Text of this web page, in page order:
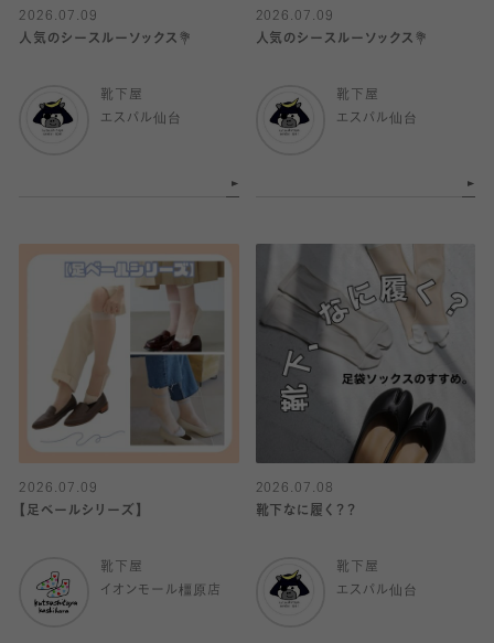
2026.07.09
人気のシースルーソックス💐
靴下屋
エスパル仙台
2026.07.09
人気のシースルーソックス💐
靴下屋
エスパル仙台
2026.07.09
【足ベールシリーズ】
靴下屋
イオンモール橿原店
2026.07.08
靴下なに履く？？
靴下屋
エスパル仙台